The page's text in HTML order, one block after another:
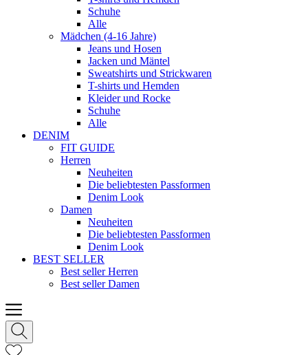
Schuhe
Alle
Mädchen (4-16 Jahre)
Jeans und Hosen
Jacken und Mäntel
Sweatshirts und Strickwaren
T-shirts und Hemden
Kleider und Rocke
Schuhe
Alle
DENIM
FIT GUIDE
Herren
Neuheiten
Die beliebtesten Passformen
Denim Look
Damen
Neuheiten
Die beliebtesten Passformen
Denim Look
BEST SELLER
Best seller Herren
Best seller Damen